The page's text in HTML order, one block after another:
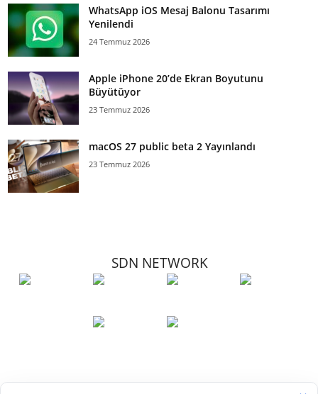
WhatsApp iOS Mesaj Balonu Tasarımı
Yenilendi
24 Temmuz 2026
Apple iPhone 20’de Ekran Boyutunu
Büyütüyor
23 Temmuz 2026
macOS 27 public beta 2 Yayınlandı
23 Temmuz 2026
SDN NETWORK